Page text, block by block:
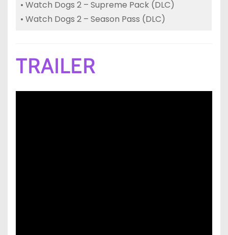
• Watch Dogs 2 – Supreme Pack (DLC)
• Watch Dogs 2 – Season Pass (DLC)
TRAILER